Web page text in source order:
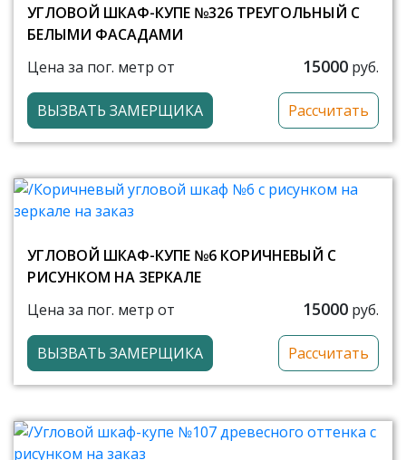
УГЛОВОЙ ШКАФ-КУПЕ №326 ТРЕУГОЛЬНЫЙ С
БЕЛЫМИ ФАСАДАМИ
Цена за пог. метр от
15000 руб.
ВЫЗВАТЬ ЗАМЕРЩИКА Рассчитать
УГЛОВОЙ ШКАФ-КУПЕ №6 КОРИЧНЕВЫЙ С
РИСУНКОМ НА ЗЕРКАЛЕ
Цена за пог. метр от
15000 руб.
ВЫЗВАТЬ ЗАМЕРЩИКА Рассчитать